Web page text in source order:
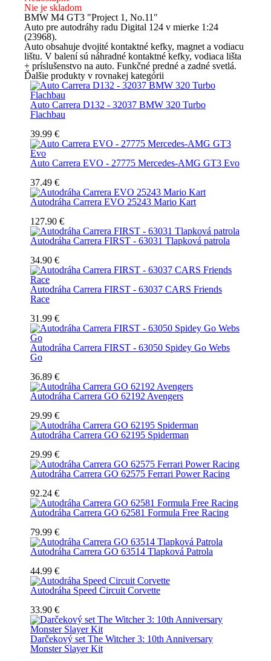
Nie je skladom
BMW M4 GT3 "Project 1, No.11"
Auto pre autodráhy radu Digital 124 v mierke 1:24
(23968).
Auto obsahuje dvojité kontaktné kefky, magnet a vodiacu
lištu. V balení sú náhradné kontaktné kefky, vodiaca lišta
+ príslušenstvo na auto. Funkčné predné a zadné svetlá.
Ďalšie produkty v rovnakej kategórii
Auto Carrera D132 - 32037 BMW 320 Turbo
Flachbau
39.99 €
Auto Carrera EVO - 27775 Mercedes-AMG GT3 Evo
37.49 €
Autodráha Carrera EVO 25243 Mario Kart
127.90 €
Autodráha Carrera FIRST - 63031 Tlapková patrola
34.90 €
Autodráha Carrera FIRST - 63037 CARS Friends
Race
31.99 €
Autodráha Carrera FIRST - 63050 Spidey Go Webs
Go
36.89 €
Autodráha Carrera GO 62192 Avengers
29.99 €
Autodráha Carrera GO 62195 Spiderman
29.99 €
Autodráha Carrera GO 62575 Ferrari Power Racing
92.24 €
Autodráha Carrera GO 62581 Formula Free Racing
79.99 €
Autodráha Carrera GO 63514 Tlapková Patrola
44.99 €
Autodráha Speed Circuit Corvette
33.90 €
Darčekový set The Witcher 3: 10th Anniversary
Monster Slayer Kit